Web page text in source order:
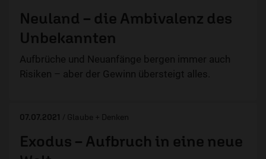
Neuland – die Ambivalenz des
Unbekannten
Aufbrüche und Neuanfänge bergen immer auch
Risiken – aber der Gewinn übersteigt alles.
07.07.2021 / Glaube + Denken
Exodus – Aufbruch in eine neue